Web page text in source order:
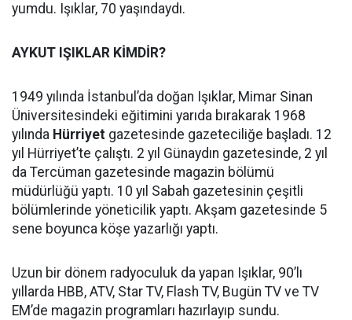
yumdu. Işıklar, 70 yaşındaydı.
AYKUT IŞIKLAR KİMDİR?
1949 yılında İstanbul’da doğan Işıklar, Mimar Sinan
Üniversitesindeki eğitimini yarıda bırakarak 1968
yılında Hürriyet gazetesinde gazeteciliğe başladı. 12
yıl Hürriyet’te çalıştı. 2 yıl Günaydın gazetesinde, 2 yıl
da Tercüman gazetesinde magazin bölümü
müdürlüğü yaptı. 10 yıl Sabah gazetesinin çeşitli
bölümlerinde yöneticilik yaptı. Akşam gazetesinde 5
sene boyunca köşe yazarlığı yaptı.
Uzun bir dönem radyoculuk da yapan Işıklar, 90’lı
yıllarda HBB, ATV, Star TV, Flash TV, Bugün TV ve TV
EM’de magazin programları hazırlayıp sundu.